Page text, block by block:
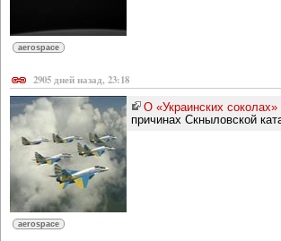
aerospace
2905 дней назад, 23:18
О «Украинских
причинах Скныловской
aerospace